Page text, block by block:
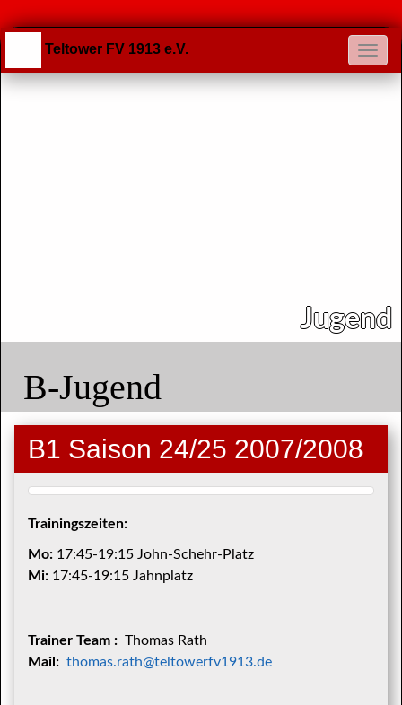
Teltower FV 1913 e.V.
Jugend
B-Jugend
B1 Saison 24/25 2007/2008
Trainingszeiten:
Mo: 17:45-19:15 John-Schehr-Platz
Mi: 17:45-19:15 Jahnplatz
Trainer Team : Thomas Rath
Mail: thomas.rath@teltowerfv1913.de